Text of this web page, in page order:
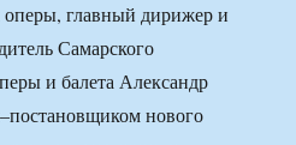
главный дирижер и
Самарского
и балета Александр
нового